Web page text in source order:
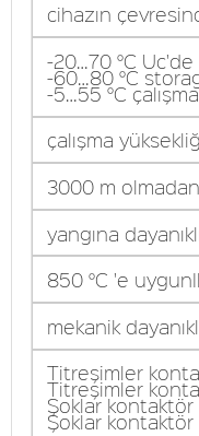
cihazın
-20…70 °C Uc'de
-60…80 °C
-5…55 °C çalışma
çalışma
3000 m olmadan
yangına
850 °C 'e
mekanik
Titreşimler
Titreşimler
Şoklar kontaktör
Şoklar kontaktör